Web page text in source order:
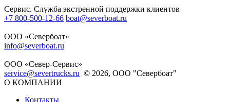
Сервис. Служба экстренной поддержки клиентов
+7 800-500-12-66 boat@severboat.ru
ООО «Севербоат»
info@severboat.ru
ООО «Север-Сервис»
service@severtrucks.ru © 2026, ООО "Севербоат"
О КОМПАНИИ
Контакты